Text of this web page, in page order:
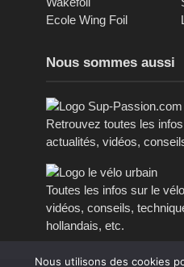
Ecole Wing Foil
Nous sommes aussi
Retrouvez toutes les
actualités, vidéos,
Toutes les infos sur le
vidéos, conseils,
hollandais, etc.
Nous utilisons des cookies